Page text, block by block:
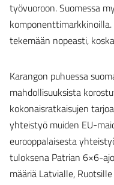
työvuoroon. Suomessa
tekemään nopeasti,
Karangon puhuessa
mahdollisuuksista
kokonaisratkaisujen
yhteistyö muiden EU-
eurooppalaisesta
tuloksena Patrian 6×6-
määriä Latvialle,